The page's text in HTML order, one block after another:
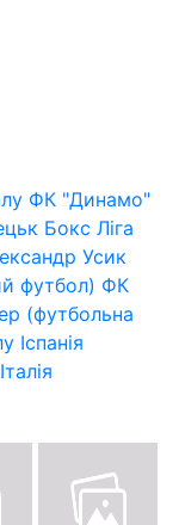
ФК "Динамо"
Бокс Ліга
Усик
футбол) ФК
(футбольна
Іспанія
Італія